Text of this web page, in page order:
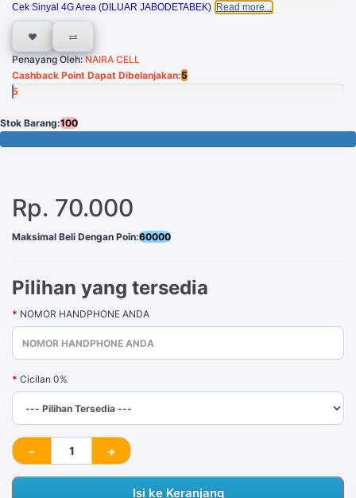
Cek Sinyal 4G Area (DILUAR JABODETABEK) [ Read more...
Penayang Oleh:NAIRA CELL
Cashback Point Dapat Dibelanjakan:5
5
Stok Barang:100
Rp. 70.000
Maksimal Beli Dengan Poin:60000
Pilihan yang tersedia
NOMOR HANDPHONE ANDA
Cicilan 0%
Isi ke Keranjang